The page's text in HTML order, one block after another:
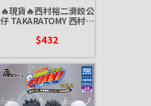
🔥現貨🔥西村裕二滑跤公
仔 TAKARATOMY 西村悠
$432